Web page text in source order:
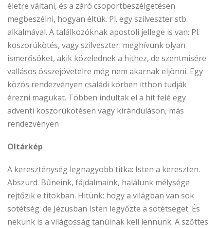
életre váltani, és a záró csoportbeszélgetésen
megbeszélni, hogyan éltük. Pl. egy szilveszter stb.
alkalmával. A találkozóknak apostoli jellege is van: Pl.
koszorúkötés, vagy szilveszter: meghívunk olyan
ismerősöket, akik közelednek a hithez, de szentmisére
vallásos összejövetelre még nem akarnak eljönni. Egy
közös rendezvényen családi körben itthon tudják
érezni magukat. Többen indultak el a hit felé egy
adventi koszorúkötésen vagy kiránduláson, más
rendezvényen
Oltárkép
A kereszténység legnagyobb titka: Isten a kereszten.
Abszurd. Bűneink, fájdalmaink, halálunk mélysége
rejtőzik e titokban. Hitünk: hogy a világban van sok
sötétség: de Jézusban Isten legyőzte a sötétséget. És
nekünk is a világosság tanúinak kell lennünk. A szőttes